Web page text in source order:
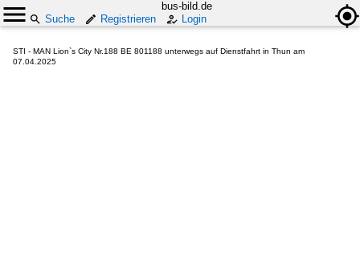
bus-bild.de
Suche
Registrieren Login
STI - MAN Lion`s City Nr.188 BE 801188 unterwegs auf Dienstfahrt in Thun am
07.04.2025